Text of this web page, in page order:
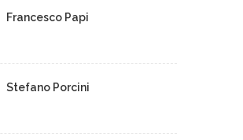
Francesco Papi
Stefano Porcini